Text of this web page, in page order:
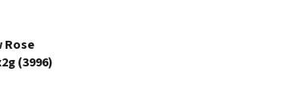
Rose
(3996)